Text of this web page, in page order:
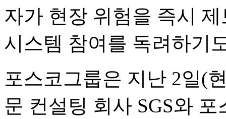
자가 현장 위험을 즉시
시스템 참여를 독려하기
포스코그룹은 지난 2일(
문 컨설팅 회사 SGS와